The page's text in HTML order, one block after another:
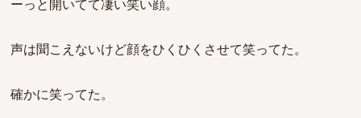
ーっと開いてて凄い笑い顔。
声は聞こえないけど顔をひくひくさせて笑ってた。
確かに笑ってた。